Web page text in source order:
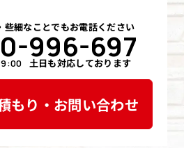
些細なことでもお電話ください
996-697
土日も対応しております
もり・お問い合わせ